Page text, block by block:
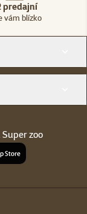
predajní
vám blízko
Super zoo